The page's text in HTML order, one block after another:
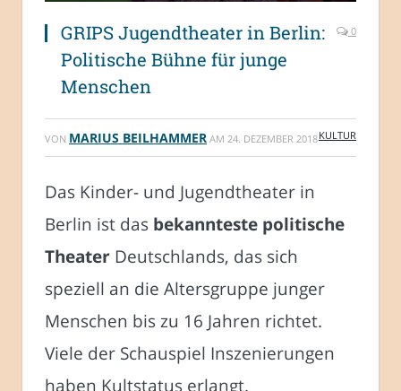
GRIPS Jugendtheater in Berlin:
Politische Bühne für junge
Menschen
0
VON MARIUS BEILHAMMER AM 24. DEZEMBER 2018KULTUR
Das Kinder- und Jugendtheater in
Berlin ist das bekannteste politische
Theater Deutschlands, das sich
speziell an die Altersgruppe junger
Menschen bis zu 16 Jahren richtet.
Viele der Schauspiel Inszenierungen
haben Kultstatus erlangt.